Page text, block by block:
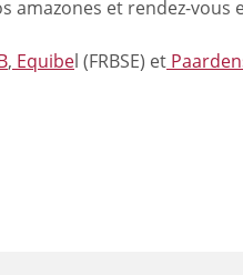
amazones et rendez-
, Equibel (FRBSE) et